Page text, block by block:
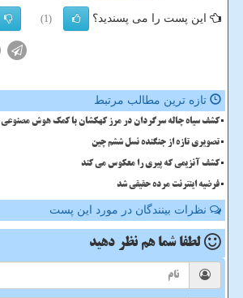
این پست را می پسندید؟ (1)
تازه ترین مطالب مرتبط
کشف سیاه چاله سرگردان در مرز کهکشان با کمک هوش مصنوعی
تصویری تازه از جنگنده نسل ششم چین
کشف آنزیمی که پیری را معکوس می کند
فرضیه اینترنت مرده حقیقی شد
نظرات بینندگان در مورد این پست
لطفا شما هم نظر دهید